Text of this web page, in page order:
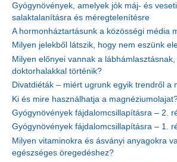
Gyógynövények, amelyek jók máj- és
salaktalanításra és méregtelenítésre
A hormonháztartásunk a közösségi média
Milyen jelekből látszik, hogy nem eszünk
Milyen előnyei vannak a
doktorhalakkal történik?
Divatdiéták – miért ugrunk egyik trendről a
Ki és mire használhatja a
Gyógynövények fájdalomcsillapításra – 2.
Gyógynövények fájdalomcsillapításra – 1.
Milyen vitaminokra és ásványi anyagokra
egészséges öregedéshez?